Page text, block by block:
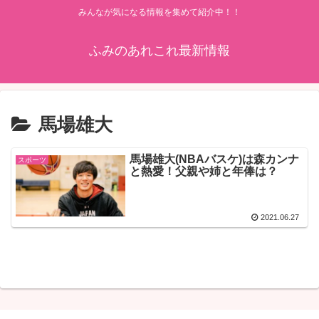
みんなが気になる情報を集めて紹介中！！
ふみのあれこれ最新情報
馬場雄大
スポーツ
馬場雄大(NBAバスケ)は森カンナ
と熱愛！父親や姉と年俸は？
2021.06.27